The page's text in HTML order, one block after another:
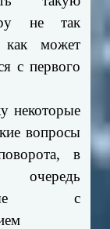
не так
как может
с первого
некоторые
вопросы
в
очередь
с